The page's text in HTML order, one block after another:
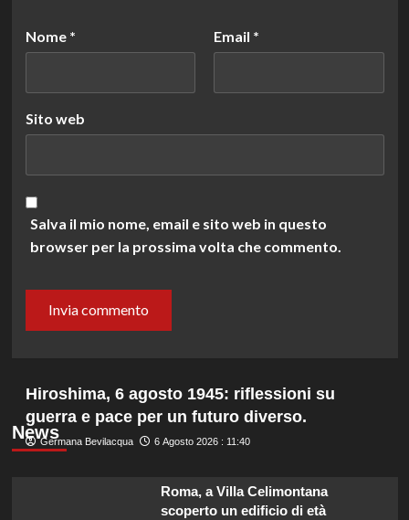
Nome * Email *
Sito web
Salva il mio nome, email e sito web in questo
browser per la prossima volta che commento.
News
Hiroshima, 6 agosto 1945: riflessioni su
guerra e pace per un futuro diverso.
Germana Bevilacqua 6 Agosto 2026 : 11:40
Roma, a Villa Celimontana
scoperto un edificio di età